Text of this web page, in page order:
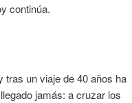
continúa.
tras un viaje de 40 años ha
jamás: a cruzar los